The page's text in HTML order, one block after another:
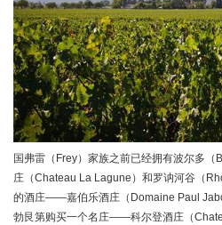
国弗雷（Frey）家族之前已经拥有波尔多
庄（Chateau La Lagune）和罗讷河谷（
的酒庄——嘉伯乐酒庄（Domaine Paul
勃艮第购买一个名庄——科尔登酒庄（